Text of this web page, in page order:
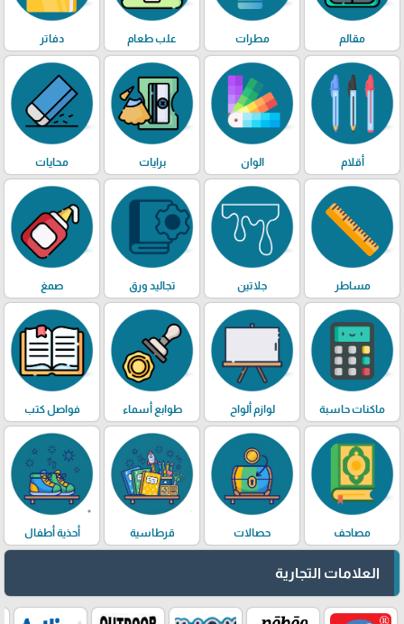
مقالم مطرات علب طعام دفاتر
أقلام الوان برايات محايات
مساطر جلاتين تجاليد ورق صمغ
ماكنات حاسبة لوازم ألواح طوابع أسماء فواصل كتب
مصاحف حصالات قرطاسية أحذية أطفال
العلامات التجارية